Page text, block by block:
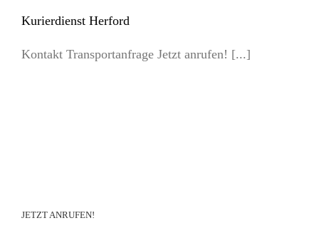
Kurierdienst Herford
Kontakt Transportanfrage Jetzt anrufen! [...]
JETZT ANRUFEN!